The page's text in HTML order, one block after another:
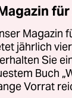
Magazin
jährlich
Sie
Buch
Vorrat